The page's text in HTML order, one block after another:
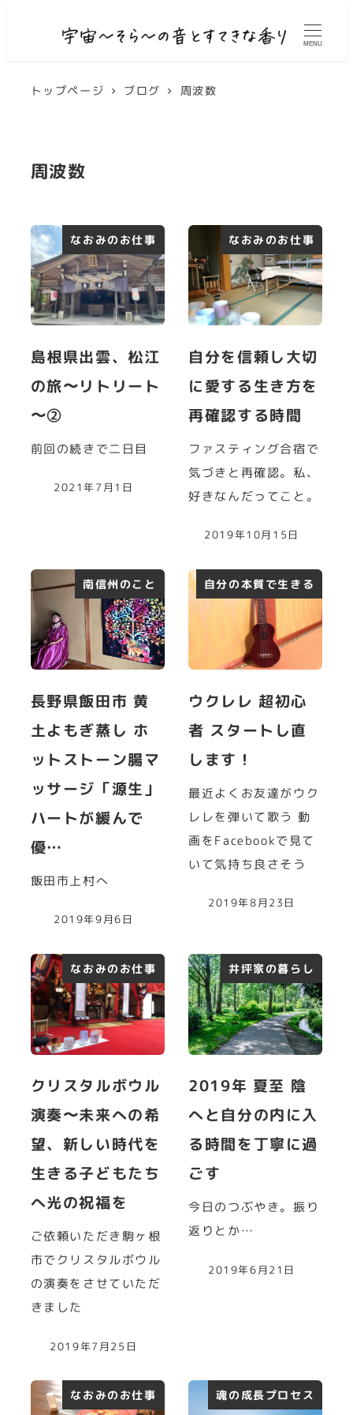
MENU
トップページ ブログ 周波数
周波数
なおみのお仕事
島根県出雲、松江
の旅〜リトリート
〜②
前回の続きで二日目
2021年7月1日
なおみのお仕事
自分を信頼し大切
に愛する生き方を
再確認する時間
ファスティング合宿で
気づきと再確認。私、
好きなんだってこと。
2019年10月15日
南信州のこと
長野県飯田市 黄
土よもぎ蒸し ホ
ットストーン腸マ
ッサージ「源生」
ハートが緩んで
優…
飯田市上村へ
2019年9月6日
自分の本質で生きる
ウクレレ 超初心
者 スタートし直
します！
最近よくお友達がウク
レレを弾いて歌う 動
画をFacebookで見て
いて気持ち良さそう
2019年8月23日
なおみのお仕事
クリスタルボウル
演奏〜未来への希
望、新しい時代を
生きる子どもたち
へ光の祝福を
ご依頼いただき駒ヶ根
市でクリスタルボウル
の演奏をさせていただ
きました
2019年7月25日
井坪家の暮らし
2019年 夏至 陰
へと自分の内に入
る時間を丁寧に過
ごす
今日のつぶやき。振り
返りとか…
2019年6月21日
なおみのお仕事 魂の成長プロセス